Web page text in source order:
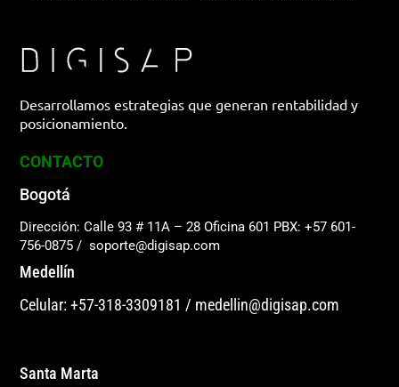
Desarrollamos estrategias que generan rentabilidad y
posicionamiento.
CONTACTO
Bogotá
Dirección: Calle 93 # 11A – 28 Oficina 601 PBX: +57 601-
756-0875 / soporte@digisap.com
Medellín
Celular: +57-318-3309181 / medellin@digisap.com
Santa Marta